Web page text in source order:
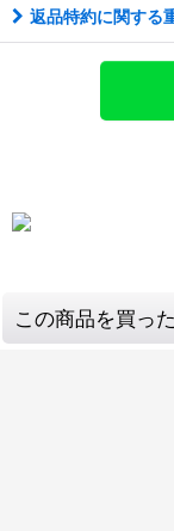
返品特約に関する
この商品を買っ